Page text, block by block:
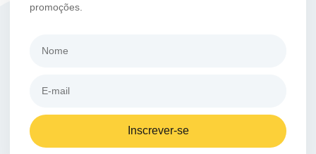
promoções.
Inscrever-se